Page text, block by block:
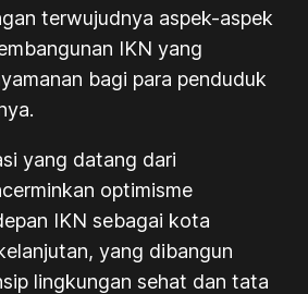
terwujudnya aspek-aspek
IKN yang
bagi para penduduk
yang datang dari
optimisme
IKN sebagai kota
yang dibangun
lingkungan sehat dan tata